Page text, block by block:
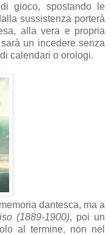
gioco, spostando le
sussistenza porterà
alla vera e propria
un incedere senza
calendari o orologi.
dantesca, ma a
(1889-1900), poi un
al termine, non nel